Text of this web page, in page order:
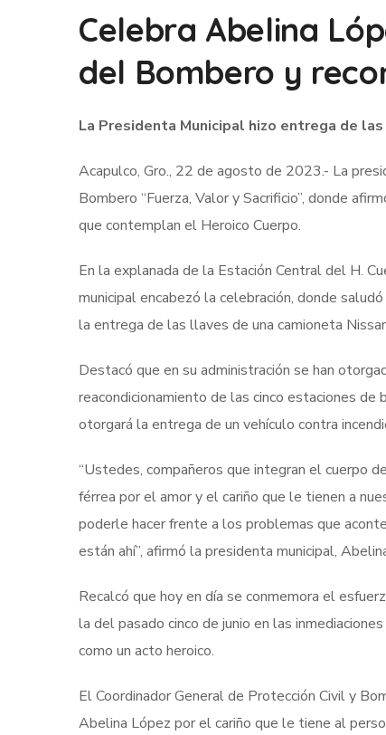
Celebra Abelina
del Bombero y
La Presidenta Municipal hizo entrega de
Acapulco, Gro., 22 de agosto de 2023.- La
Bombero “Fuerza, Valor y Sacrificio”, donde
que contemplan el Heroico Cuerpo.
En la explanada de la Estación Central del H.
municipal encabezó la celebración, donde
la entrega de las llaves de una camioneta
Destacó que en su administración se han
reacondicionamiento de las cinco estaciones
otorgará la entrega de un vehículo contra
“Ustedes, compañeros que integran el cuerpo
férrea por el amor y el cariño que le tienen a
poderle hacer frente a los problemas que
están ahí”, afirmó la presidenta municipal,
Recalcó que hoy en día se conmemora el
la del pasado cinco de junio en las
como un acto heroico.
El Coordinador General de Protección Civil y
Abelina López por el cariño que le tiene al